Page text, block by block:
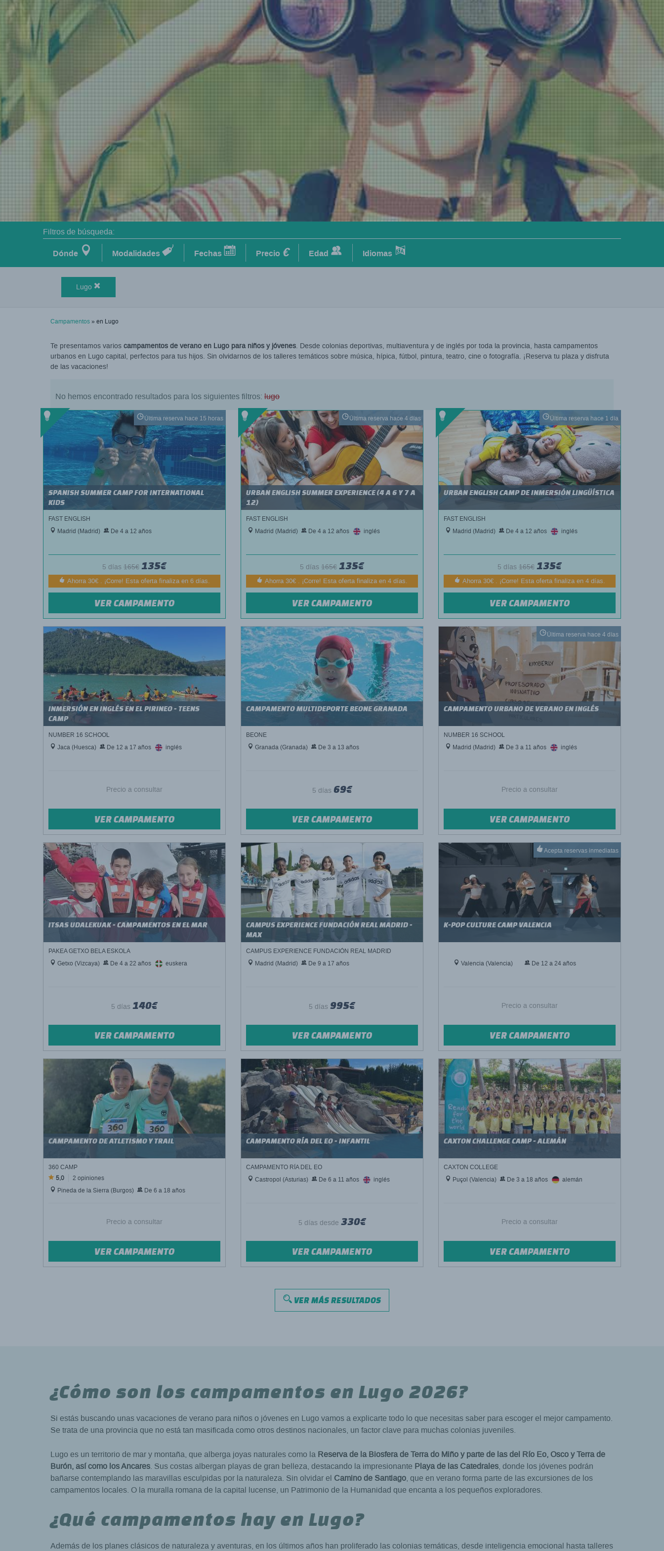
Filtros de búsqueda:
Dónde Modalidades Fechas Precio € Edad Idiomas
Lugo
Campamentos» en Lugo
Te presentamos varios campamentos de verano en Lugo para niños y jóvenes. Desde colonias deportivas, multiaventura y de inglés por toda la provincia, hasta campamentos
urbanos en Lugo capital, perfectos para tus hijos. Sin olvidarnos de los talleres temáticos sobre música, hípica, fútbol, pintura, teatro, cine o fotografía. ¡Reserva tu plaza y disfruta
de las vacaciones!
No hemos encontrado resultados para los siguientes filtros: lugo
Última reserva hace 15 horas
SPANISH SUMMER CAMP FOR INTERNATIONAL
KIDS
FAST ENGLISH
Madrid (Madrid)
De 4 a 12 años
5 días 165€ 135€
Ahorra 30€ . ¡Corre! Esta oferta finaliza en 6 días.
VER CAMPAMENTO
Última reserva hace 4 días
URBAN ENGLISH SUMMER EXPERIENCE (4 A 6 Y 7 A
12)
FAST ENGLISH
Madrid (Madrid)
De 4 a 12 años inglés
5 días 165€ 135€
Ahorra 30€ . ¡Corre! Esta oferta finaliza en 4 días.
VER CAMPAMENTO
Última reserva hace 1 día
URBAN ENGLISH CAMP DE INMERSIÓN LINGÜÍSTICA
FAST ENGLISH
Madrid (Madrid)
De 4 a 12 años inglés
5 días 165€ 135€
Ahorra 30€ . ¡Corre! Esta oferta finaliza en 4 días.
VER CAMPAMENTO
INMERSIÓN EN INGLÉS EN EL PIRINEO - TEENS
CAMP
NUMBER 16 SCHOOL
Jaca (Huesca)
De 12 a 17 años inglés
Precio a consultar
VER CAMPAMENTO
CAMPAMENTO MULTIDEPORTE BEONE GRANADA
BEONE
Granada (Granada)
De 3 a 13 años
5 días 69€
VER CAMPAMENTO
Última reserva hace 4 días
CAMPAMENTO URBANO DE VERANO EN INGLÉS
NUMBER 16 SCHOOL
Madrid (Madrid)
De 3 a 11 años inglés
Precio a consultar
VER CAMPAMENTO
ITSAS UDALEKUAK - CAMPAMENTOS EN EL MAR
PAKEA GETXO BELA ESKOLA
Getxo (Vizcaya)
De 4 a 22 años euskera
5 días 140€
VER CAMPAMENTO
CAMPUS EXPERIENCE FUNDACIÓN REAL MADRID -
MAX
CAMPUS EXPERIENCE FUNDACIÓN REAL MADRID
Madrid (Madrid)
De 9 a 17 años
5 días 995€
VER CAMPAMENTO
Acepta reservas inmediatas
K-POP CULTURE CAMP VALENCIA
Valencia (Valencia) De 12 a 24 años
Precio a consultar
VER CAMPAMENTO
CAMPAMENTO DE ATLETISMO Y TRAIL
360 CAMP
5,0
2 opiniones
Pineda de la Sierra (Burgos)
De 6 a 18 años
Precio a consultar
VER CAMPAMENTO
CAMPAMENTO RÍA DEL EO - INFANTIL
CAMPAMENTO RÍA DEL EO
Castropol (Asturias)
De 6 a 11 años inglés
5 días desde 330€
VER CAMPAMENTO
CAXTON CHALLENGE CAMP - ALEMÁN
CAXTON COLLEGE
Puçol (Valencia)
De 3 a 18 años alemán
Precio a consultar
VER CAMPAMENTO
VER MÁS RESULTADOS
¿Cómo son los campamentos en Lugo 2026?
Si estás buscando unas vacaciones de verano para niños o jóvenes en Lugo vamos a explicarte todo lo que necesitas saber para escoger el mejor campamento.
Se trata de una provincia que no está tan masificada como otros destinos nacionales, un factor clave para muchas colonias juveniles.
Lugo es un territorio de mar y montaña, que alberga joyas naturales como la Reserva de la Biosfera de Terra do Miño y parte de las del Río Eo, Osco y Terra de
Burón, así como los Ancares. Sus costas albergan playas de gran belleza, destacando la impresionante Playa de las Catedrales, donde los jóvenes podrán
bañarse contemplando las maravillas esculpidas por la naturaleza. Sin olvidar el Camino de Santiago, que en verano forma parte de las excursiones de los
campamentos locales. O la muralla romana de la capital lucense, un Patrimonio de la Humanidad que encanta a los pequeños exploradores.
¿Qué campamentos hay en Lugo?
Además de los planes clásicos de naturaleza y aventuras, en los últimos años han proliferado las colonias temáticas, desde inteligencia emocional hasta talleres